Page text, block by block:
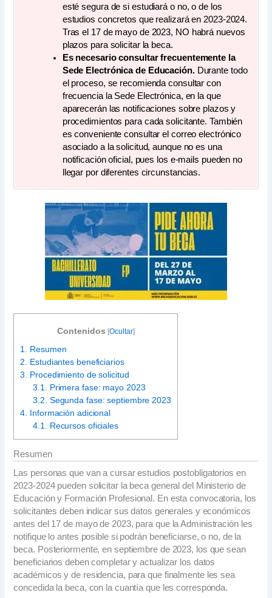
esté segura de si estudiará o no, o de los
estudios concretos que realizará en 2023-2024.
Tras el 17 de mayo de 2023, NO habrá nuevos
plazos para solicitar la beca.
Es necesario consultar frecuentemente la
Sede Electrónica de Educación.Durante todo
el proceso, se recomienda consultar con
frecuencia la Sede Electrónica, en la que
aparecerán las notificaciones sobre plazos y
procedimientos para cada solicitante. También
es conveniente consultar el correo electrónico
asociado a la solicitud, aunque no es una
notificación oficial, pues los e-mails pueden no
llegar por diferentes circunstancias.
Contenidos [Ocultar]
1. Resumen
2. Estudiantes beneficiarios
3. Procedimiento de solicitud
3.1. Primera fase: mayo 2023
3.2. Segunda fase: septiembre 2023
4. Información adicional
4.1. Recursos oficiales
Resumen
Las personas que van a cursar estudios postobligatorios en
2023-2024 pueden solicitar la beca general del Ministerio de
Educación y Formación Profesional. En esta convocatoria, los
solicitantes deben indicar sus datos generales y económicos
antes del 17 de mayo de 2023, para que la Administración les
notifique lo antes posible si podrán beneficiarse, o no, de la
beca. Posteriormente, en septiembre de 2023, los que sean
beneficiarios deben completar y actualizar los datos
académicos y de residencia, para que finalmente les sea
concedida la beca, con la cuantía que les corresponda.